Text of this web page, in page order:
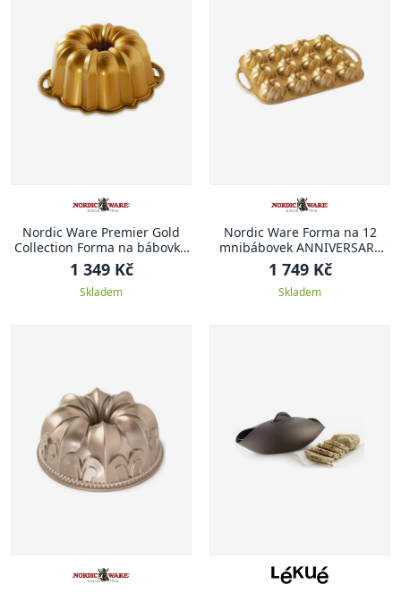
Nordic Ware Premier Gold
Collection Forma na bábovku
20 cm ANNIVERSARY
1 349 Kč
Skladem
Nordic Ware Forma na 12
mnibábovek ANNIVERSARY
PROPLETENÁ
1 749 Kč
Skladem